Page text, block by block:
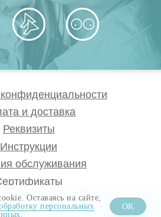
Оставаясь на сайте,
персональных
OK